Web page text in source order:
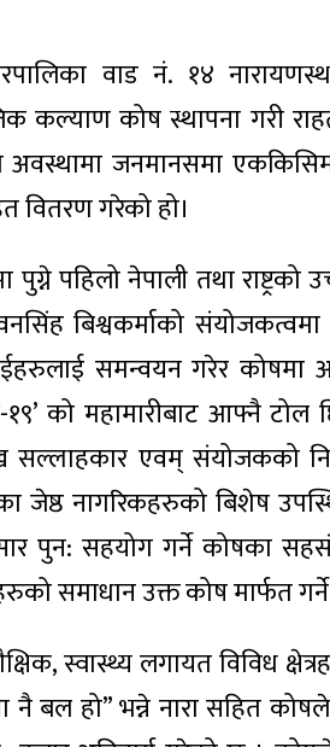
वाड नं. १४
कल्याण कोष स्थापना गरी
अवस्थामा जनमानसमा
वितरण गरेको हो।
पहिलो नेपाली तथा राष्ट्रको
बिश्वकर्माको
समन्वयन गरेर
को महामारीबाट आफ्नै
सल्लाहकार एवम् संयोजकको
जेष्ठ नागरिकहरुको बिशेष
पुन: सहयोग गर्ने कोषका
समाधान उक्त कोष मार्फत
स्वास्थ्य लगायत विविध
बल हो” भन्ने नारा सहित